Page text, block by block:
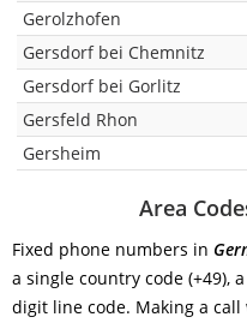
Gerolzhofen
Gersdorf bei Chemnitz
Gersdorf bei Gorlitz
Gersfeld Rhon
Gersheim
Area
Fixed phone numbers in
a single country code (+49),
digit line code. Making a